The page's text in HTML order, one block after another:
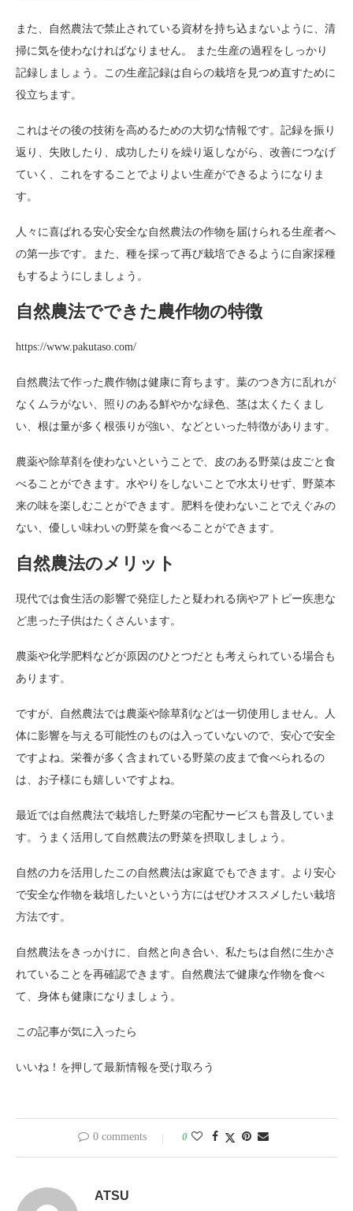
また、自然農法で禁止されている資材を持ち込まないように、清
掃に気を使わなければなりません。 また生産の過程をしっかり
記録しましょう。この生産記録は自らの栽培を見つめ直すために
役立ちます。
これはその後の技術を高めるための大切な情報です。記録を振り
返り、失敗したり、成功したりを繰り返しながら、改善につなげ
ていく、これをすることでよりよい生産ができるようになりま
す。
人々に喜ばれる安心安全な自然農法の作物を届けられる生産者へ
の第一歩です。また、種を採って再び栽培できるように自家採種
もするようにしましょう。
自然農法でできた農作物の特徴
https://www.pakutaso.com/
自然農法で作った農作物は健康に育ちます。葉のつき方に乱れが
なくムラがない、照りのある鮮やかな緑色、茎は太くたくまし
い、根は量が多く根張りが強い、などといった特徴があります。
農薬や除草剤を使わないということで、皮のある野菜は皮ごと食
べることができます。水やりをしないことで水太りせず、野菜本
来の味を楽しむことができます。肥料を使わないことでえぐみの
ない、優しい味わいの野菜を食べることができます。
自然農法のメリット
現代では食生活の影響で発症したと疑われる病やアトピー疾患な
ど患った子供はたくさんいます。
農薬や化学肥料などが原因のひとつだとも考えられている場合も
あります。
ですが、自然農法では農薬や除草剤などは一切使用しません。人
体に影響を与える可能性のものは入っていないので、安心で安全
ですよね。栄養が多く含まれている野菜の皮まで食べられるの
は、お子様にも嬉しいですよね。
最近では自然農法で栽培した野菜の宅配サービスも普及していま
す。うまく活用して自然農法の野菜を摂取しましょう。
自然の力を活用したこの自然農法は家庭でもできます。より安心
で安全な作物を栽培したいという方にはぜひオススメしたい栽培
方法です。
自然農法をきっかけに、自然と向き合い、私たちは自然に生かさ
れていることを再確認できます。自然農法で健康な作物を食べ
て、身体も健康になりましょう。
この記事が気に入ったら
いいね！を押して最新情報を受け取ろう
0 comments 0
ATSU